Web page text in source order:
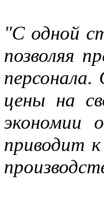
"С одной
позволяя
цены на
экономии
приводит